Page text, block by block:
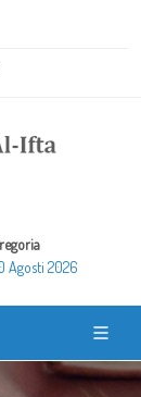
Agosti 2026